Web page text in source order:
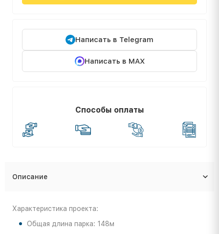
Написать в Telegram
Написать в MAX
Способы оплаты
Описание
Характеристика проекта:
Общая длина парка: 148м